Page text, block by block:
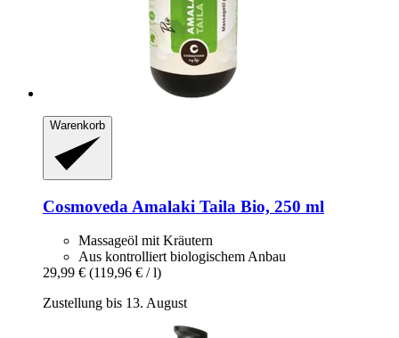
Warenkorb
Cosmoveda Amalaki Taila Bio, 250 ml
Massageöl mit Kräutern
Aus kontrolliert biologischem Anbau
29,99 € (119,96 € / l)
Zustellung bis 13. August